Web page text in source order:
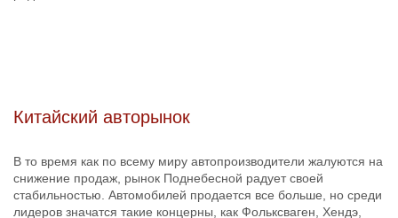
Китайский авторынок
В то время как по всему миру автопроизводители жалуются на
снижение продаж, рынок Поднебесной радует своей
стабильностью. Автомобилей продается все больше, но среди
лидеров значатся такие концерны, как Фольксваген, Хендэ,